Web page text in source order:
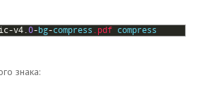
-v4.0-bg-compress .pdf compress
знака: